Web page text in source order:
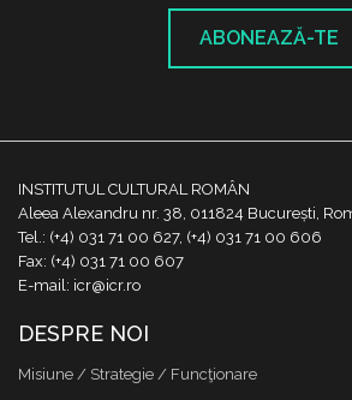
ABONEAZĂ-TE
INSTITUTUL CULTURAL ROMÂN
Aleea Alexandru nr. 38, 011824 București,
Tel.: (+4) 031 71 00 627, (+4) 031 71 00 606
Fax: (+4) 031 71 00 607
E-mail: icr@icr.ro
DESPRE NOI
Misiune / Strategie / Funcţionare